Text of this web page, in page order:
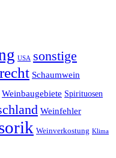
USA sonstige
Schaumwein
Weinbaugebiete Spirituosen
Weinfehler
Weinverkostung Klima